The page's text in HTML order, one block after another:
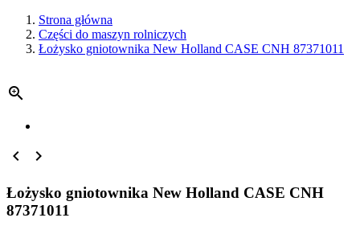
Strona główna
Części do maszyn rolniczych
Łożysko gniotownika New Holland CASE CNH 87371011

 
Łożysko gniotownika New Holland CASE CNH
87371011